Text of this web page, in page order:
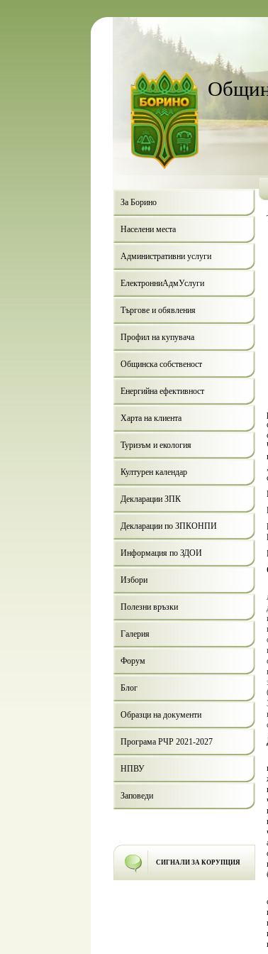
За Борино
Населени места
Административни услуги
ЕлектронниАдмУслуги
Търгове и обявления
Профил на купувача
Общинска собственост
Енергийна ефективност
Харта на клиента
Туризъм и екология
Културен календар
Декларации ЗПК
Декларации по ЗПКОНПИ
Информация по ЗДОИ
Избори
Полезни връзки
Галерия
Форум
Блог
Образци на документи
Програма РЧР 2021-2027
НПВУ
Заповеди
СИГНАЛИ ЗА КОРУПЦИЯ